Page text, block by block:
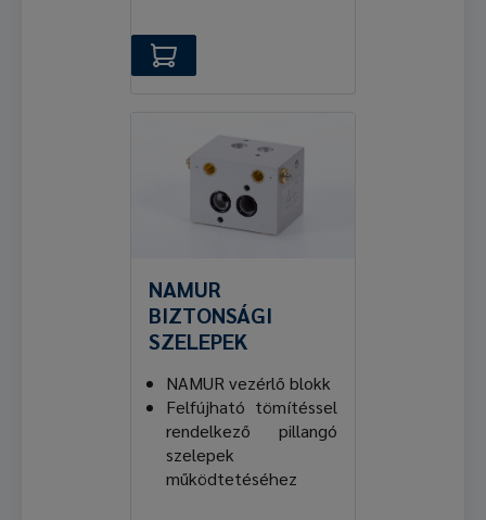
NAMUR
BIZTONSÁGI
SZELEPEK
NAMUR vezérlő blokk
Felfújható tömítéssel
rendelkező pillangó
szelepek
működtetéséhez